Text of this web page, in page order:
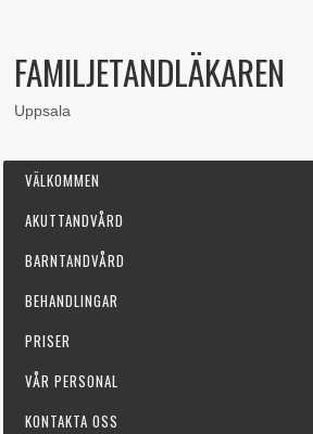
FAMILJETANDLÄKAREN
Uppsala
VÄLKOMMEN
AKUTTANDVÅRD
BARNTANDVÅRD
BEHANDLINGAR
PRISER
VÅR PERSONAL
KONTAKTA OSS